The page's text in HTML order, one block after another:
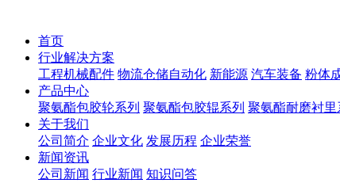
首页
行业解决方案
工程机械配件 物流仓储自动化 新能源 汽车装备 粉体
产品中心
聚氨酯包胶轮系列 聚氨酯包胶辊系列 聚氨酯耐磨衬里
关于我们
公司简介 企业文化 发展历程 企业荣誉
新闻资讯
公司新闻 行业新闻 知识问答